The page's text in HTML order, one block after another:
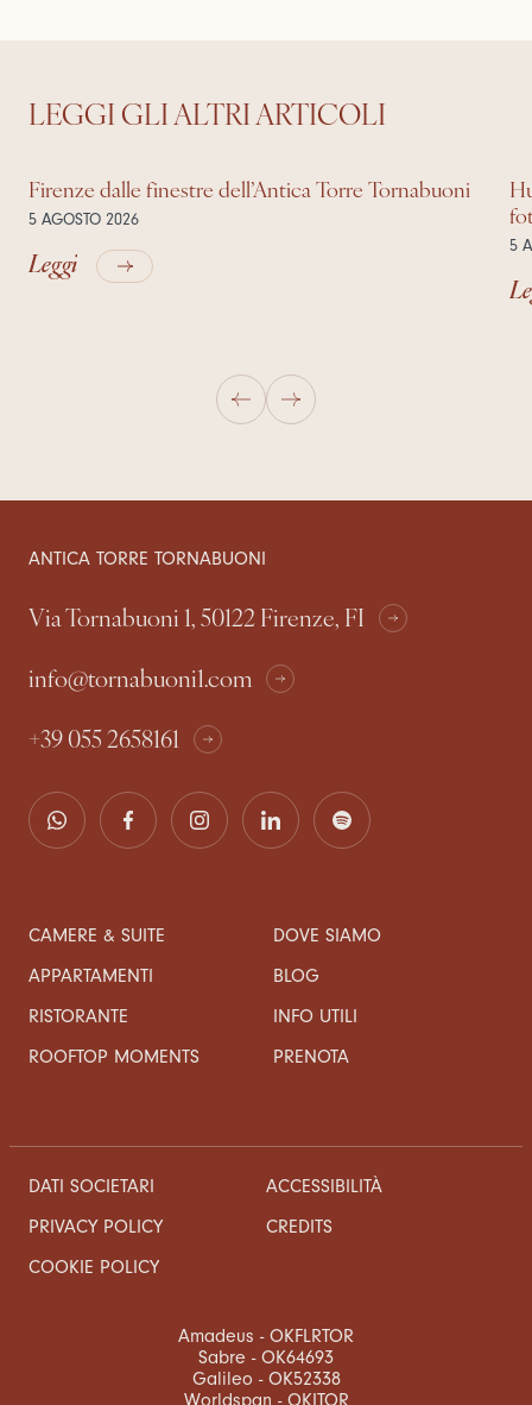
LEGGI GLI ALTRI ARTICOLI
Firenze dalle finestre dell’Antica Torre Tornabuoni
5 AGOSTO 2026
Leggi 5
ANTICA TORRE TORNABUONI
Via Tornabuoni 1, 50122 Firenze, FI
info@tornabuoni1.com
+39 055 2658161
CAMERE & SUITE
APPARTAMENTI
RISTORANTE
ROOFTOP MOMENTS
DOVE SIAMO
BLOG
INFO UTILI
PRENOTA
DATI SOCIETARI
PRIVACY POLICY
COOKIE POLICY
ACCESSIBILITÀ
CREDITS
Amadeus - OKFLRTOR
Sabre - OK64693
Galileo - OK52338
Worldspan - OKITOR